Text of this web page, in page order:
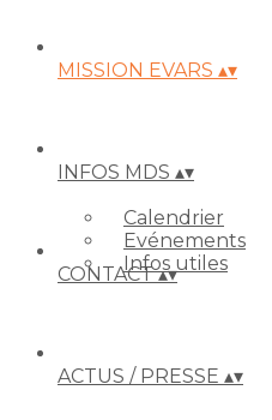
MISSION EVARS ▴▾
INFOS MDS ▴▾
Calendrier
Evénements
Infos utiles
CONTACT▴▾
ACTUS / PRESSE ▴▾